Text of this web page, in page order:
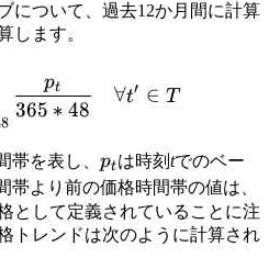
について、過去12か月間に計算
します。
m_{t'} = \sum_{t=t'-
365 ∗ 48
pt ∀t′ ∈ T
帯を表し、 p_t
ptは時刻 tでのベー
帯より前の価格時間帯の値は、
として定義されていることに注
トレンドは次のように計算され